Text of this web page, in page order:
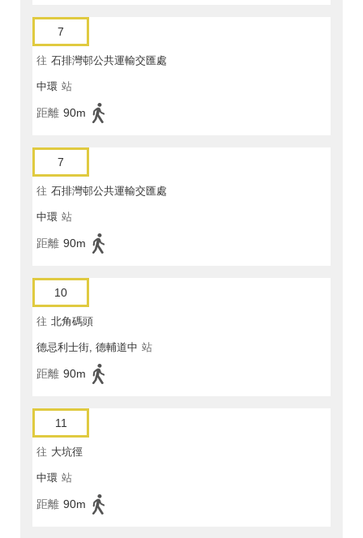
7
往 石排灣邨公共運輸交匯處
中環 站
距離 90m
7
往 石排灣邨公共運輸交匯處
中環 站
距離 90m
10
往 北角碼頭
德忌利士街, 德輔道中 站
距離 90m
11
往 大坑徑
中環 站
距離 90m